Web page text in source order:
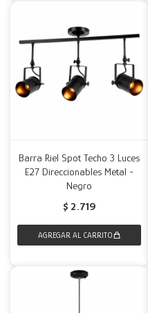
Barra Riel Spot Techo 3 Luces
E27 Direccionables Metal -
Negro
$ 2.719